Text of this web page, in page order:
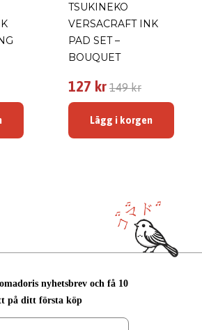
TSUKINEKO
VERSACRAFT INK
PAD SET –
BOUQUET
127 kr 149 kr
Lägg i korgen
nyhetsbrev och få 10
på ditt första köp